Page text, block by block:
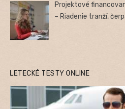
Projektové
– Riadenie tranží,
LETECKÉ TESTY ONLINE